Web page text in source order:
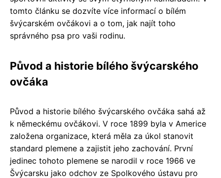
tomto článku se dozvíte více informací o bílém
švýcarském ovčákovi a o tom, jak najít toho
správného psa pro vaši rodinu.
Původ a historie bílého švýcarského
ovčáka
Původ a historie bílého švýcarského ovčáka sahá až
k německému ovčákovi. V roce 1899 byla v Americe
založena organizace, která měla za úkol stanovit
standard plemene a zajistit jeho zachování. První
jedinec tohoto plemene se narodil v roce 1966 ve
Švýcarsku jako odchov ze Spolkového ústavu pro